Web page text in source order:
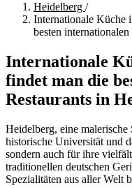
Heidelberg /
Internationale Küche
besten
Internationale
findet man die
Restaurants in
Heidelberg, eine
historische Universität und
sondern auch für ihre
traditionellen deutschen
Spezialitäten aus aller Welt